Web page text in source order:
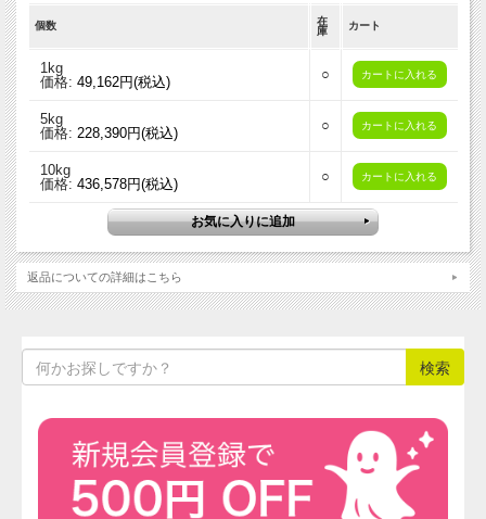
※化粧品用色素・食用色素製品のサン
プル品は、毎週金曜日に注文をとりま
とめて翌週水曜日に発送いたします
個数
在
庫
カート
1kg
価格: 49,162円(税込) ○
5kg
価格: 228,390円(税込) ○
10kg
価格: 436,578円(税込) ○
返品についての詳細はこちら